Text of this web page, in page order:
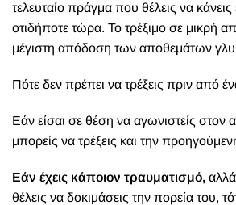
τελευταίο πράγμα που θέλεις να κάνεις
οτιδήποτε τώρα. Το τρέξιμο σε μικρή
μέγιστη απόδοση των αποθεμάτων
Πότε δεν πρέπει να τρέξεις πριν από
Εάν είσαι σε θέση να αγωνιστείς στον
μπορείς να τρέξεις και την
Εάν έχεις κάποιον τραυματισμό,
θέλεις να δοκιμάσεις την πορεία του,